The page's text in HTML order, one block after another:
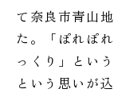
て奈良市青山
た。「ぽれぽ
っくり」とい
という思いが